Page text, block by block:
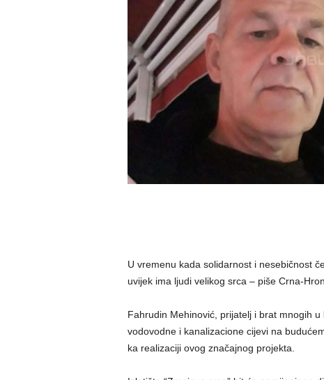
U vremenu kada solidarnost i nesebičnost
uvijek ima ljudi velikog srca – piše Crna-
Fahrudin Mehinović, prijatelj i brat mnogih
vodovodne i kanalizacione cijevi na
ka realizaciji ovog značajnog projekta.